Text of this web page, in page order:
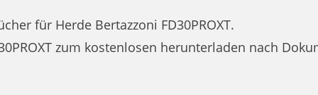
für Herde Bertazzoni FD30PROXT.
zum kostenlosen herunterladen nach